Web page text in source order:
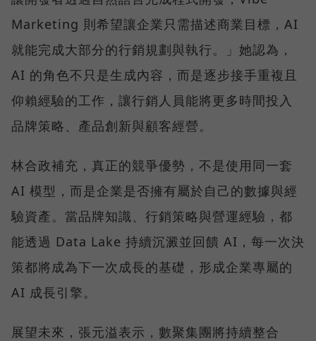
Marketing 則希望讓企業只需描述商業目標，AI
就能完成大部分的行銷規劃與執行。」她認為，
AI 的角色不只是生成內容，而是逐步接手重複且
仰賴經驗的工作，讓行銷人員能將更多時間投入
品牌策略、產品創新與顧客經營。
林合政補充，真正的競爭優勢，不是使用同一套
AI 模型，而是企業是否擁有屬於自己的數據與經
驗資產。當品牌知識、行銷策略與營運經驗，都
能透過 Data Lake 持續沉澱並回饋 AI，每一次決
策都將成為下一次成長的基礎，形成企業專屬的
AI 成長引擎。
展望未來，張元溢表示，數聚集團將持續整合